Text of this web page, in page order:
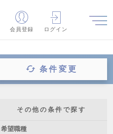
会員登録 ログイン
条件変更
その他の条件で探す
希望職種